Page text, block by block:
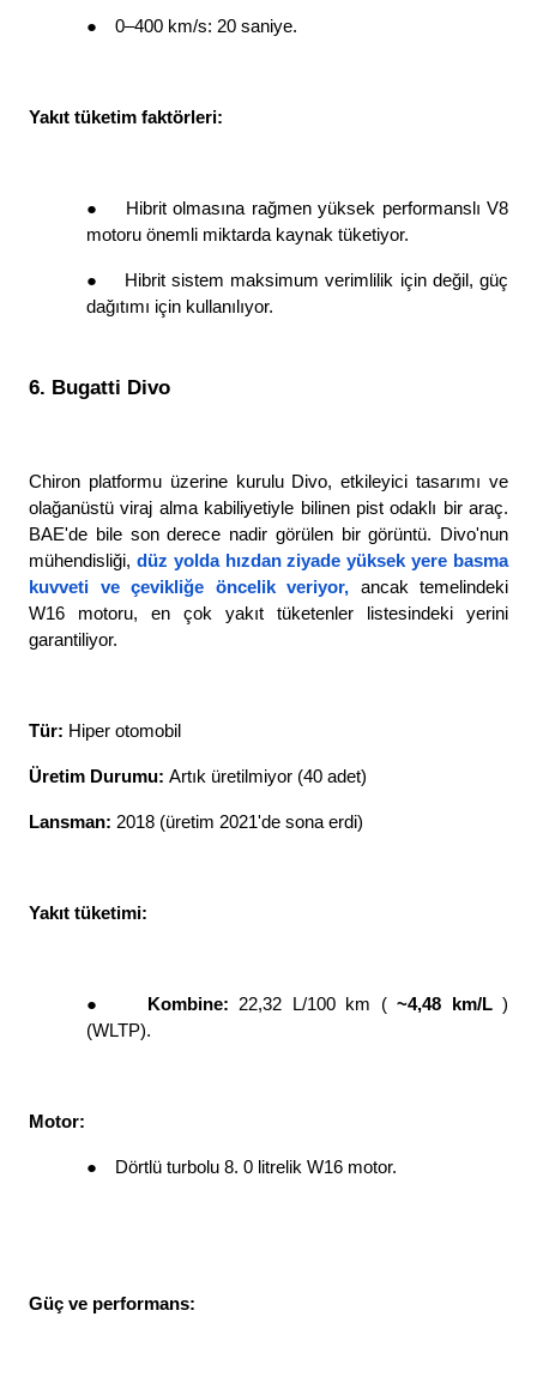
● 0–400 km/s: 20 saniye.
Yakıt tüketim faktörleri:
●
Hibrit olmasına rağmen yüksek performanslı V8
motoru önemli miktarda kaynak tüketiyor.
●
Hibrit sistem maksimum verimlilik için değil, güç
dağıtımı için kullanılıyor.
6. Bugatti Divo
Chiron platformu üzerine kurulu Divo, etkileyici tasarımı ve
olağanüstü viraj alma kabiliyetiyle bilinen pist odaklı bir araç.
BAE'de bile son derece nadir görülen bir görüntü. Divo'nun
mühendisliği, düz yolda hızdan ziyade yüksek yere basma
kuvveti ve çevikliğe öncelik veriyor, ancak temelindeki
W16 motoru, en çok yakıt tüketenler listesindeki yerini
garantiliyor.
Tür: Hiper otomobil
Üretim Durumu: Artık üretilmiyor (40 adet)
Lansman: 2018 (üretim 2021'de sona erdi)
Yakıt tüketimi:
● Kombine: 22,32 L/100 km ( ~4,48 km/L )
(WLTP).
Motor:
● Dörtlü turbolu 8. 0 litrelik W16 motor.
Güç ve performans: